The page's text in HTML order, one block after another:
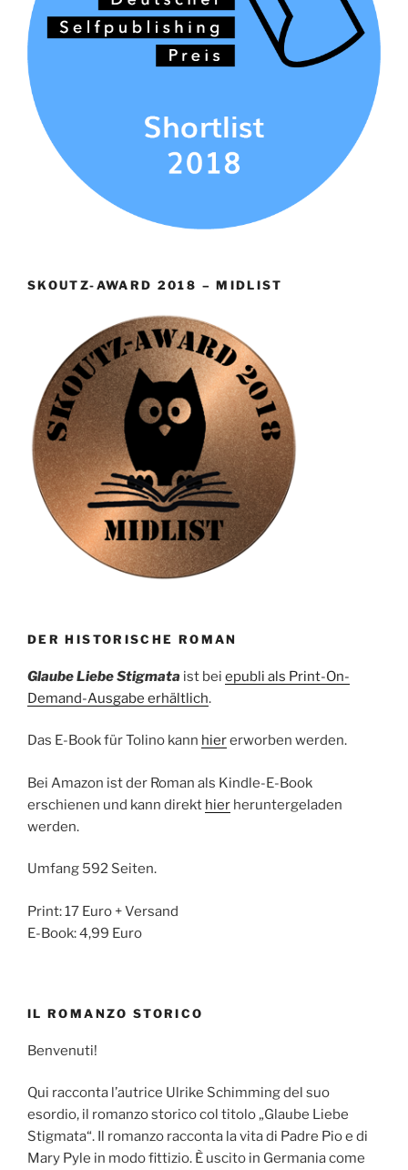
SKOUTZ-AWARD 2018 – MIDLIST
DER HISTORISCHE ROMAN
Glaube Liebe Stigmata ist bei epubli als Print-On-
Demand-Ausgabe erhältlich.
Das E-Book für Tolino kann hiererworben werden.
Bei Amazon ist der Roman als Kindle-E-Book
erschienen und kann direkt hier heruntergeladen
werden.
Umfang 592 Seiten.
Print: 17 Euro + Versand
E-Book: 4,99 Euro
IL ROMANZO STORICO
Benvenuti!
Qui racconta l’autrice Ulrike Schimming del suo
esordio, il romanzo storico col titolo „Glaube Liebe
Stigmata“. Il romanzo racconta la vita di Padre Pio e di
Mary Pyle in modo fittizio. È uscito in Germania come